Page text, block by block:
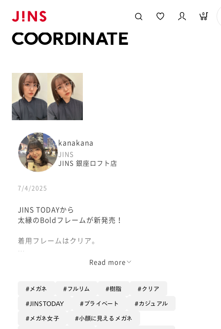
0
COORDINATE
kanakana
JINS
JINS 銀座ロフト店
7/4/2025
JINS TODAYから
太縁のBoldフレームが新発売！
着用フレームはクリア。
掛けるだけでお顔がパッと明るくなり、
ぜひお試しください！☺️
Read more
メガネ フルリム 樹脂 クリア
JINSTODAY プライベート カジュアル
メガネ女子 小顔に見えるメガネ